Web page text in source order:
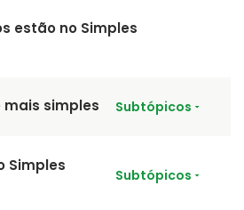
estão no Simples
simples Subtópicos
Simples
Subtópicos